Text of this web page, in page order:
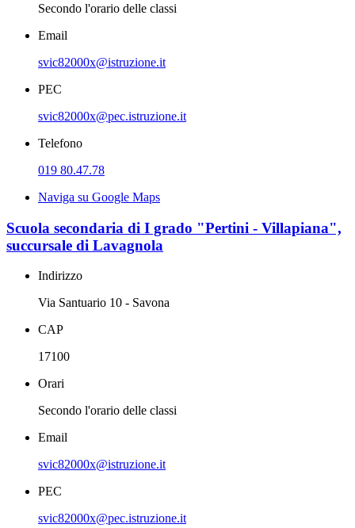
Secondo l'orario delle classi
Email
svic82000x@istruzione.it
PEC
svic82000x@pec.istruzione.it
Telefono
019 80.47.78
Naviga su Google Maps
Scuola secondaria di I grado "Pertini - Villapiana",
succursale di Lavagnola
Indirizzo
Via Santuario 10 - Savona
CAP
17100
Orari
Secondo l'orario delle classi
Email
svic82000x@istruzione.it
PEC
svic82000x@pec.istruzione.it